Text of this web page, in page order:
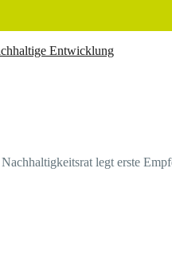
Nachhaltigkeitsrat legt erste